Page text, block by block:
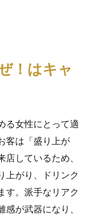
！はキャ
る女性にとって適
客は「盛り上が
しているため、
上がり、ドリンク
す。派手なリアク
が武器になり、